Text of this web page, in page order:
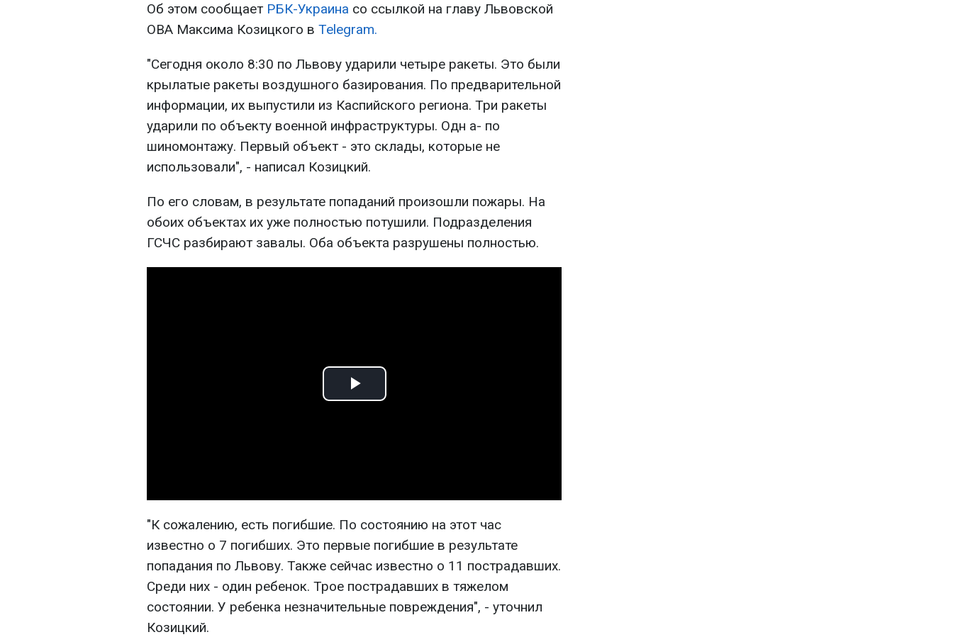
Об этом сообщает РБК-Украина со ссылкой на главу Львовской
ОВА Максима Козицкого в Telegram.
"Сегодня около 8:30 по Львову ударили четыре ракеты. Это были
крылатые ракеты воздушного базирования. По предварительной
информации, их выпустили из Каспийского региона. Три ракеты
ударили по объекту военной инфраструктуры. Одн а- по
шиномонтажу. Первый объект - это склады, которые не
использовали", - написал Козицкий.
По его словам, в результате попаданий произошли пожары. На
обоих объектах их уже полностью потушили. Подразделения
ГСЧС разбирают завалы. Оба объекта разрушены полностью.
Play
"К сожалению, есть погибшие. По состоянию на этот час
известно о 7 погибших. Это первые погибшие в результате
попадания по Львову. Также сейчас известно о 11 пострадавших.
Среди них - один ребенок. Трое пострадавших в тяжелом
состоянии. У ребенка незначительные повреждения", - уточнил
Козицкий.